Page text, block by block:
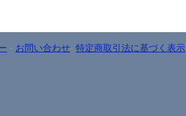
- お問い合わせ- 特定商取引法に基づく表示